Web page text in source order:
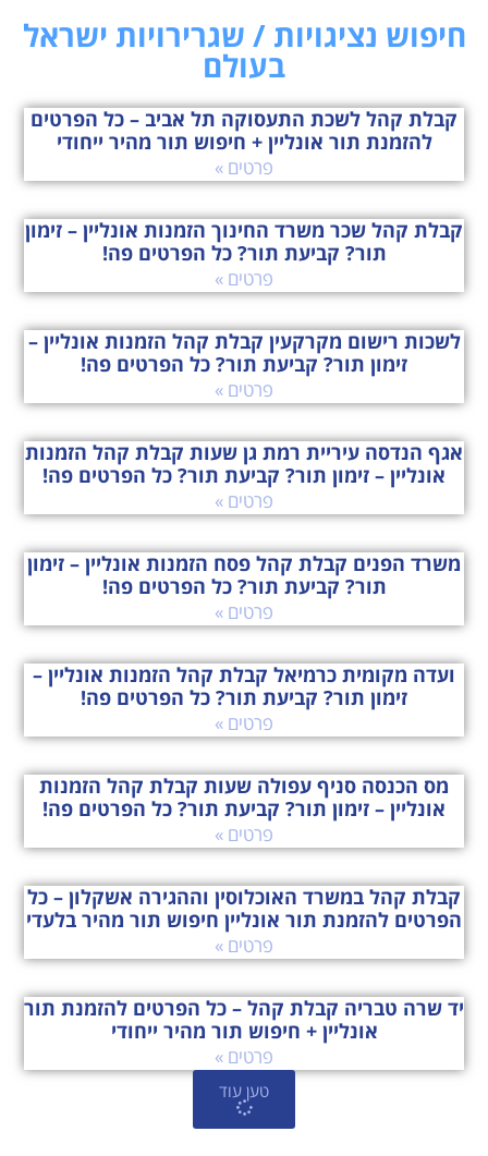
חיפוש נציגויות / שגרירויות ישראל
בעולם
קבלת קהל לשכת התעסוקה תל אביב – כל הפרטים
להזמנת תור אונליין + חיפוש תור מהיר ייחודי
פרטים »
קבלת קהל שכר משרד החינוך הזמנות אונליין – זימון
תור? קביעת תור? כל הפרטים פה!
פרטים »
לשכות רישום מקרקעין קבלת קהל הזמנות אונליין –
זימון תור? קביעת תור? כל הפרטים פה!
פרטים »
אגף הנדסה עיריית רמת גן שעות קבלת קהל הזמנות
אונליין – זימון תור? קביעת תור? כל הפרטים פה!
פרטים »
משרד הפנים קבלת קהל פסח הזמנות אונליין – זימון
תור? קביעת תור? כל הפרטים פה!
פרטים »
ועדה מקומית כרמיאל קבלת קהל הזמנות אונליין –
זימון תור? קביעת תור? כל הפרטים פה!
פרטים »
מס הכנסה סניף עפולה שעות קבלת קהל הזמנות
אונליין – זימון תור? קביעת תור? כל הפרטים פה!
פרטים »
קבלת קהל במשרד האוכלוסין וההגירה אשקלון – כל
הפרטים להזמנת תור אונליין חיפוש תור מהיר בלעדי
פרטים »
יד שרה טבריה קבלת קהל – כל הפרטים להזמנת תור
אונליין + חיפוש תור מהיר ייחודי
פרטים »
טען עוד